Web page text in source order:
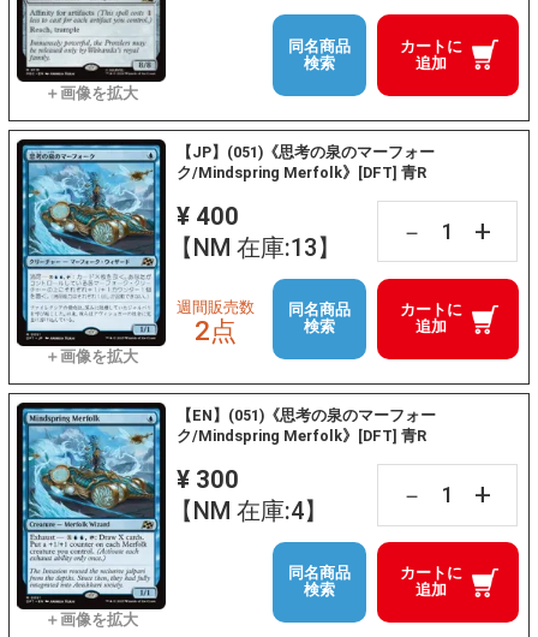
カートに
追加
同名商品
検索
【JP】(051)《思考の泉のマーフォー
ク/Mindspring Merfolk》[DFT] 青R
¥ 400
【NM 在庫:13】
－ +
カートに
追加
週間販売数
2点
同名商品
検索
【EN】(051)《思考の泉のマーフォー
ク/Mindspring Merfolk》[DFT] 青R
¥ 300
【NM 在庫:4】
－ +
カートに
追加
同名商品
検索